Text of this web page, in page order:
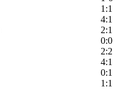
1:1
4:1
2:1
0:0
2:2
4:1
0:1
1:1